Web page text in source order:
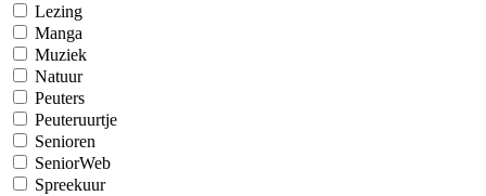
Lezing
Manga
Muziek
Natuur
Peuters
Peuteruurtje
Senioren
SeniorWeb
Spreekuur